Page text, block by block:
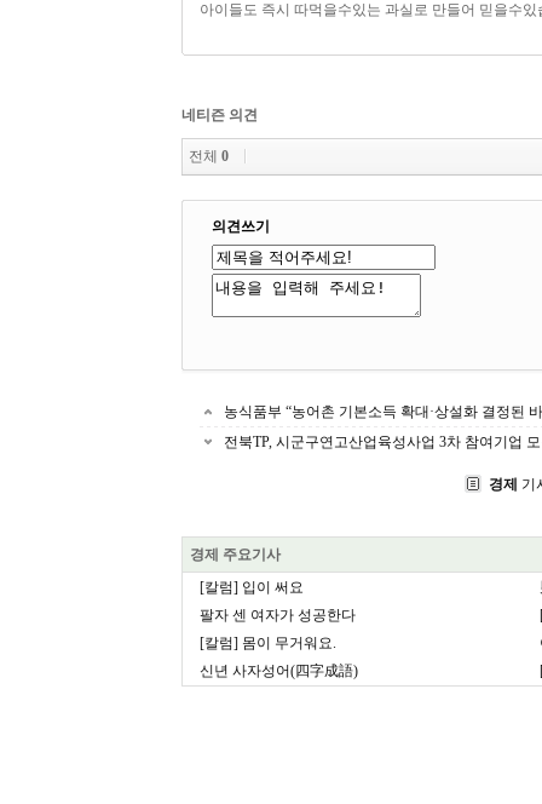
아이들도 즉시 따먹을수있는 과실로 만들어 믿을수있
네티즌 의견
전체 0
의견쓰기
농식품부 “농어촌 기본소득 확대·상설화 결정된
전북TP, 시군구연고산업육성사업 3차 참여기업
경제 기
경제 주요기사
[칼럼] 입이 써요
팔자 센 여자가 성공한다
[칼럼] 몸이 무거워요.
신년 사자성어(四字成語)